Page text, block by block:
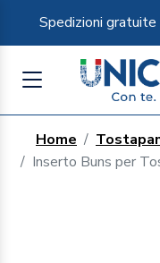
Spedizioni
Home
Inserto Buns per